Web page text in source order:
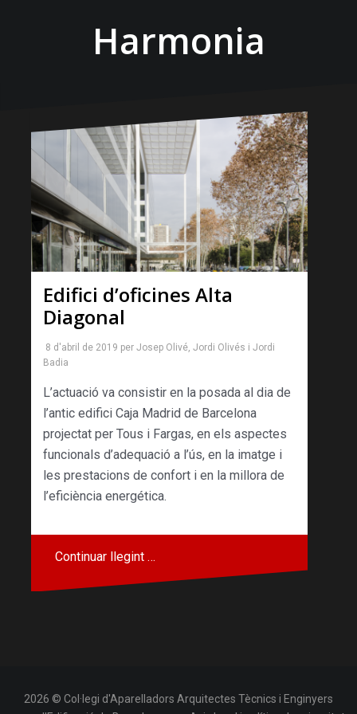
Harmonia
Edifici d’oficines Alta
Diagonal
8 d'abril de 2019 per Josep Olivé, Jordi Olivés i Jordi
Badia
L’actuació va consistir en la posada al dia de
l’antic edifici Caja Madrid de Barcelona
projectat per Tous i Fargas, en els aspectes
funcionals d’adequació a l’ús, en la imatge i
les prestacions de confort i en la millora de
l’eficiència energética.
Continuar llegint …
2026 © Col·legi d'Aparelladors Arquitectes Tècnics i Enginyers